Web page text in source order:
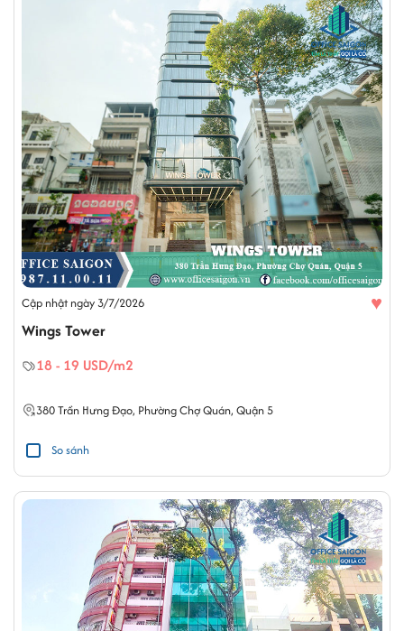
Cập nhật ngày 3/7/2026 ♥
Wings Tower
18 - 19 USD/m2
380Trần Hưng Đạo, Phường Chợ Quán, Quận 5
So sánh